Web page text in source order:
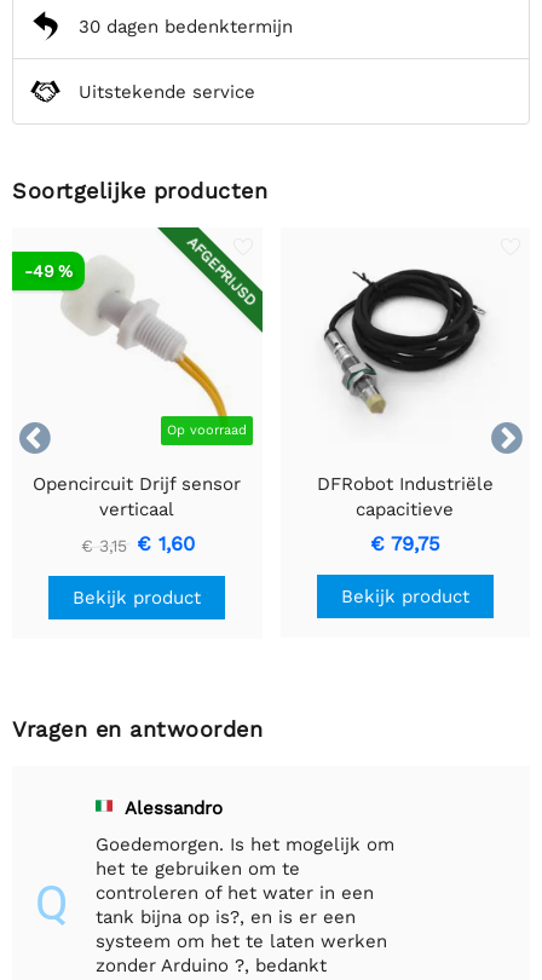
30 dagen bedenktermijn
Uitstekende service
Soortgelijke producten


AFGEPRIJSD
Op voorraad
-49 %
Opencircuit Drijf sensor
verticaal
€ 3,15 € 1,60
Bekijk product
DFRobot Industriële
capacitieve
vloeistofniveausensor
voor vloeistoffen met een
hoge viscositeit
€ 79,75
Bekijk product
Vragen en antwoorden
Q
Alessandro
Goedemorgen. Is het mogelijk om
het te gebruiken om te
controleren of het water in een
tank bijna op is?, en is er een
systeem om het te laten werken
zonder Arduino ?, bedankt